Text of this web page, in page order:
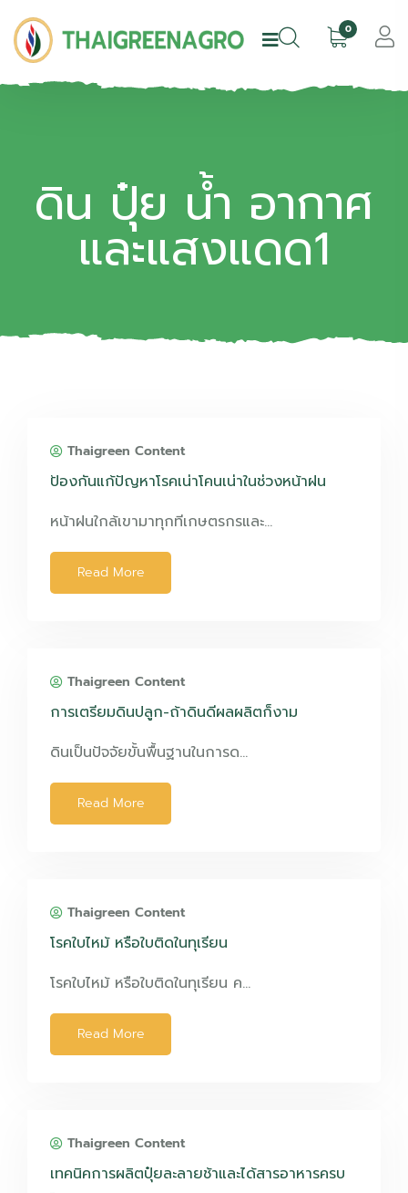
0
ดิน ปุ๋ย น้ำ อากาศ
และแสงแดด1
Thaigreen Content
ป้องกันแก้ปัญหาโรคเน่าโคนเน่าในช่วงหน้าฝน
หน้าฝนใกล้เขามาทุกทีเกษตรกรและ…
Read More
Thaigreen Content
การเตรียมดินปลูก-ถ้าดินดีผลผลิตก็งาม
ดินเป็นปัจจัยขั้นพื้นฐานในการด…
Read More
Thaigreen Content
โรคใบไหม้ หรือใบติดในทุเรียน
โรคใบไหม้ หรือใบติดในทุเรียน ค…
Read More
Thaigreen Content
เทคนิคการผลิตปุ๋ยละลายช้าและได้สารอาหารครบ